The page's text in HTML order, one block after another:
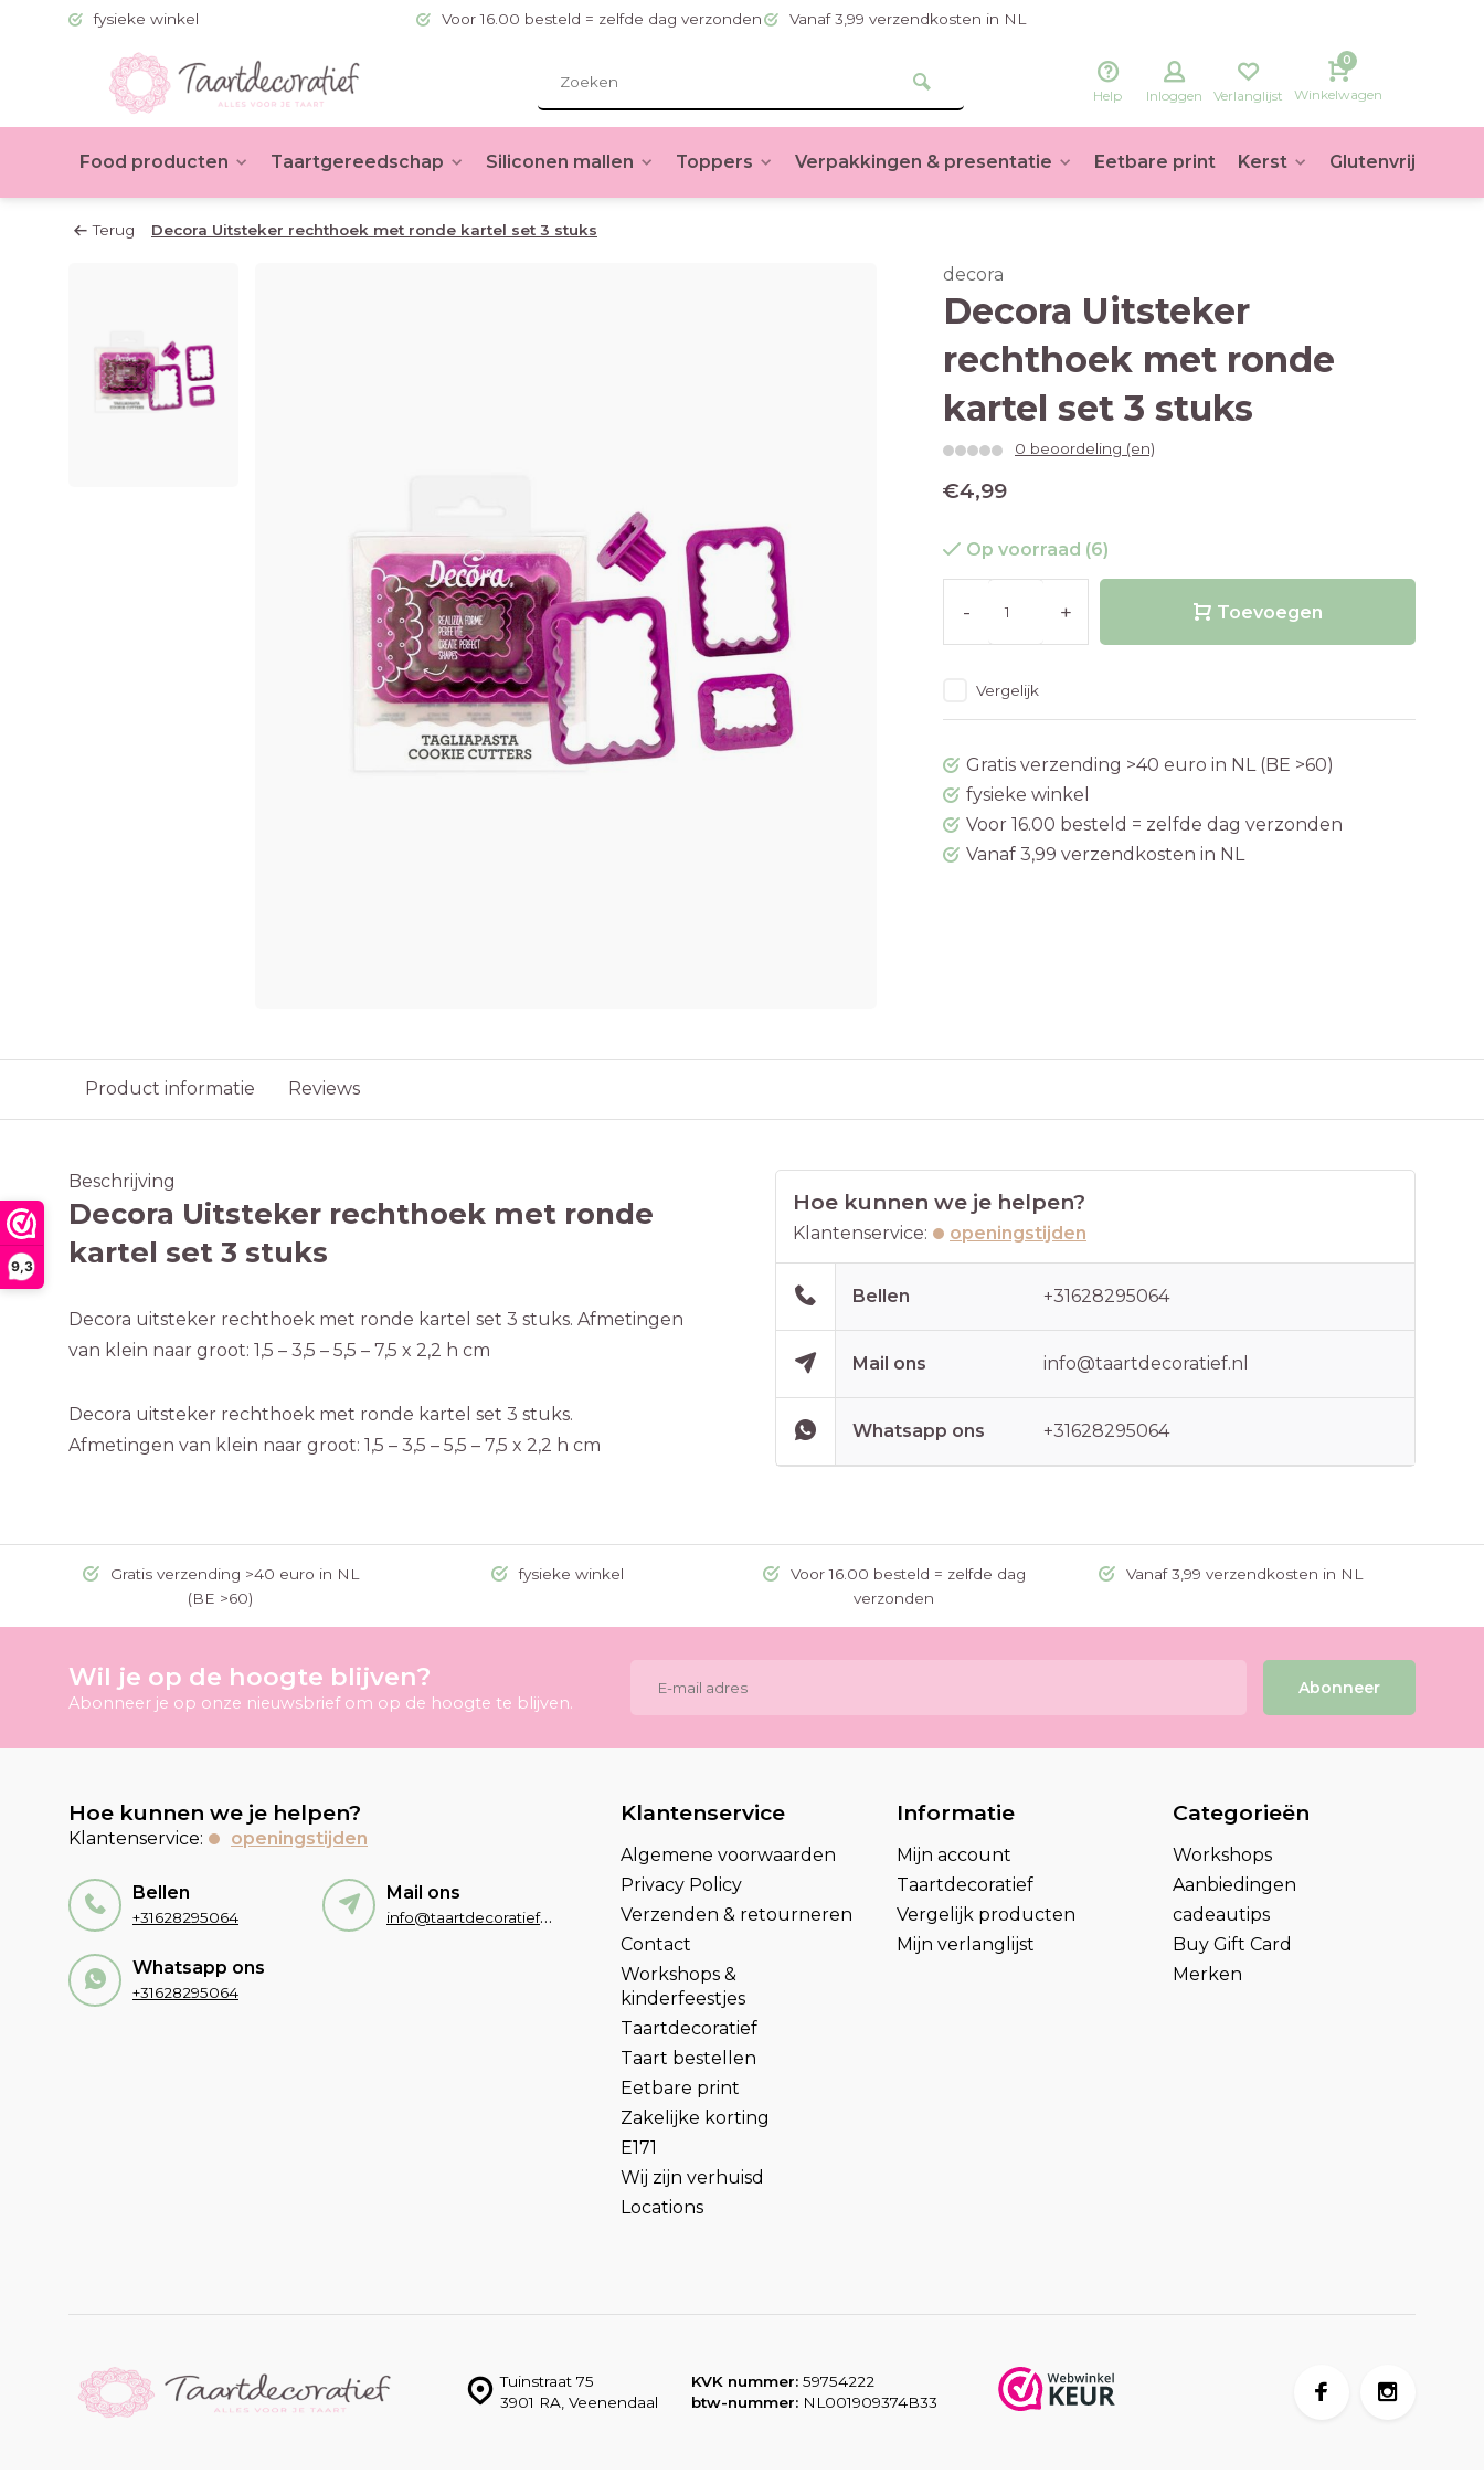
9,3
fysieke winkel Voor 16.00 besteld = zelfde dag verzonden Vanaf 3,99 verzendkosten in NL
Help Inloggen Verlanglijst
0
Winkelwagen
Food producten Taartgereedschap Siliconen mallen Toppers Verpakkingen & presentatie Eetbare print Kerst Glutenvrij
Terug Decora Uitsteker rechthoek met ronde kartel set 3 stuks
decora
Decora Uitsteker
rechthoek met ronde
kartel set 3 stuks
0 beoordeling (en)
€4,99
Op voorraad (6)
- + Toevoegen
Vergelijk
Gratis verzending >40 euro in NL (BE >60)
fysieke winkel
Voor 16.00 besteld = zelfde dag verzonden
Vanaf 3,99 verzendkosten in NL
Product informatie Reviews
Beschrijving
Decora Uitsteker rechthoek met ronde
kartel set 3 stuks
Decora uitsteker rechthoek met ronde kartel set 3 stuks. Afmetingen
van klein naar groot: 1,5 – 3,5 – 5,5 – 7,5 x 2,2 h cm
Decora uitsteker rechthoek met ronde kartel set 3 stuks.
Afmetingen van klein naar groot: 1,5 – 3,5 – 5,5 – 7,5 x 2,2 h cm
Hoe kunnen we je helpen?
Klantenservice: openingstijden
Bellen +31628295064
Mail ons info@taartdecoratief.nl
Whatsapp ons +31628295064
Gratis verzending >40 euro in NL
(BE >60)
fysieke winkel
Voor 16.00 besteld = zelfde dag
verzonden
Vanaf 3,99 verzendkosten in NL
Wil je op de hoogte blijven?
Abonneer je op onze nieuwsbrief om op de hoogte te blijven.
Abonneer
Hoe kunnen we je helpen?
Klantenservice: openingstijden
Bellen
+31628295064
Mail ons
info@taartdecoratief.nl
Whatsapp ons
+31628295064
Klantenservice
Algemene voorwaarden
Privacy Policy
Verzenden & retourneren
Contact
Workshops &
kinderfeestjes
Taartdecoratief
Taart bestellen
Eetbare print
Zakelijke korting
E171
Wij zijn verhuisd
Locations
Informatie
Mijn account
Taartdecoratief
Vergelijk producten
Mijn verlanglijst
Categorieën
Workshops
Aanbiedingen
cadeautips
Buy Gift Card
Merken
Tuinstraat 75
3901 RA, Veenendaal
KVK nummer: 59754222
btw-nummer: NL001909374B33